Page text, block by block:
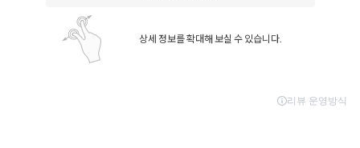
상세 정보를 확대해 보실 수 있습니다.